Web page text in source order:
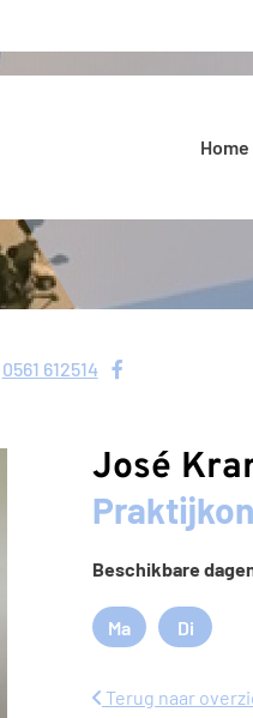
Home
Tel:
0561 612514
Bezoek
pagina
José
Beschikbare
Maandag
Ma Dinsdag
Di
Terug naar